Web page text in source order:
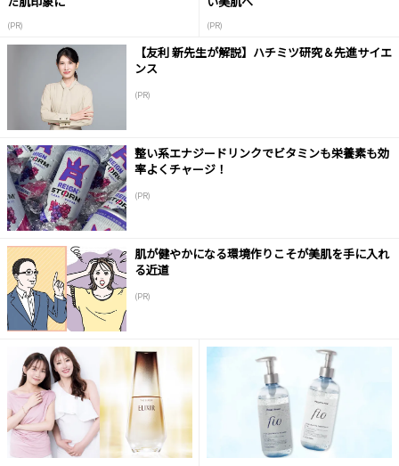
(PR) (PR)
【友利 新先生が解説】ハチミツ研究＆先進サイエ
ンス
(PR)
整い系エナジードリンクでビタミンも栄養素も効
率よくチャージ！
(PR)
肌が健やかになる環境作りこそが美肌を手に入れ
る近道
(PR)